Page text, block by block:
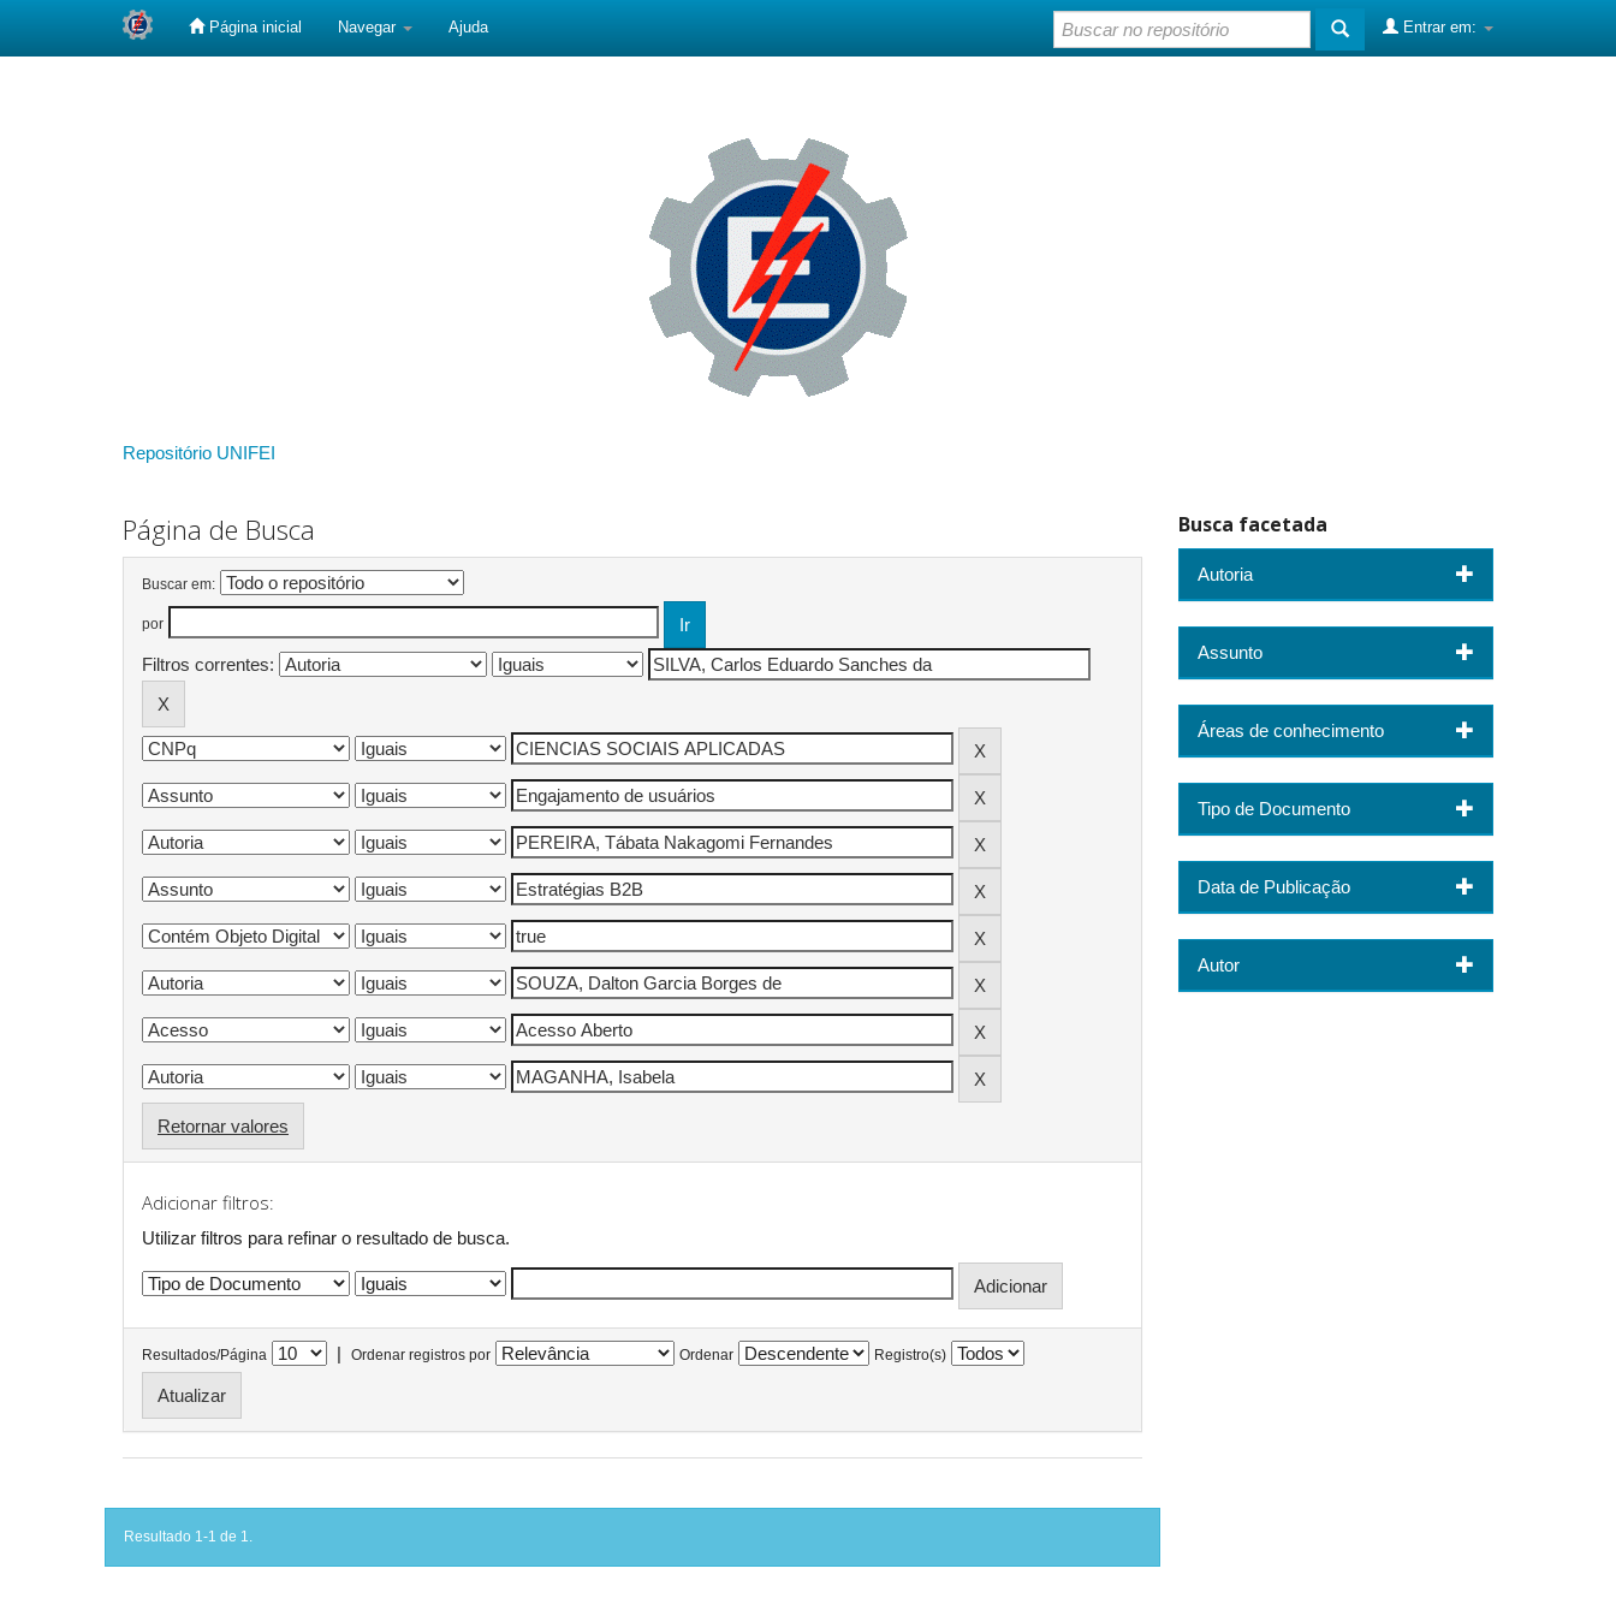
Página inicial Navegar Ajuda Entrar em:
Repositório UNIFEI
Página de Busca
Buscar em:
por
Filtros correntes:
Retornar valores
Adicionar filtros:
Utilizar filtros para refinar o resultado de busca.
Resultados/Página | Ordenar registros por Ordenar Registro(s)
Resultado 1-1 de 1.
Busca facetada
Autoria
Assunto
Áreas de conhecimento
Tipo de Documento
Data de Publicação
Autor